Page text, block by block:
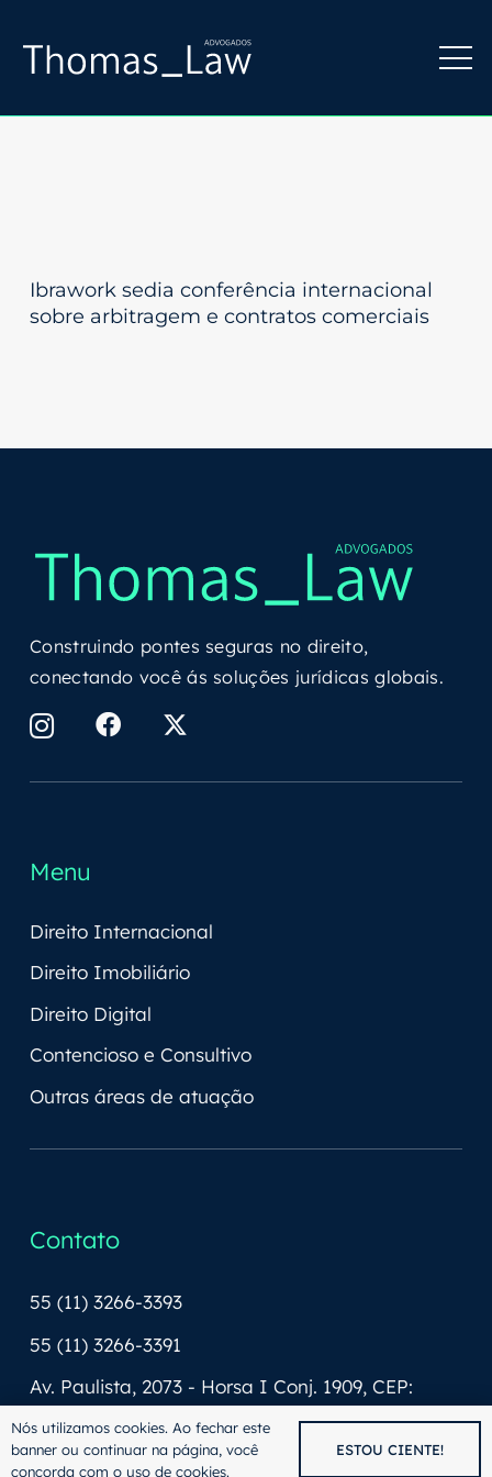
Ibrawork sedia conferência internacional
sobre arbitragem e contratos comerciais
Construindo pontes seguras no direito,
conectando você ás soluções jurídicas globais.
Menu
Direito Internacional
Direito Imobiliário
Direito Digital
Contencioso e Consultivo
Outras áreas de atuação
Contato
55 (11) 3266-3393
55 (11) 3266-3391
Av. Paulista, 2073 - Horsa I Conj. 1909, CEP:
01311-940
contato@thomaslaw.adv.br
Nós utilizamos cookies. Ao fechar este
banner ou continuar na página, você
concorda com o uso de cookies.
ESTOU CIENTE!